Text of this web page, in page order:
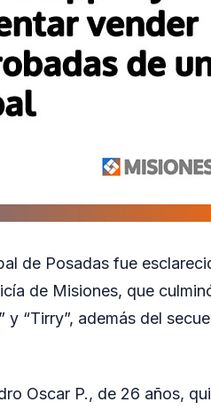
de Posadas fue
de Misiones, que
“Tirry”, además del
Oscar P., de 26 años,